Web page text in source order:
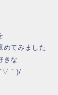
めてみました
きな
｀)/